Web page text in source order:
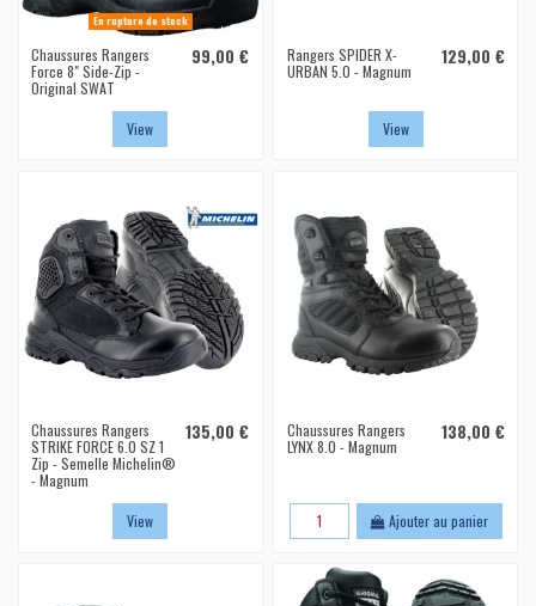
En rupture de stock
Chaussures Rangers
Force 8" Side-Zip -
Original SWAT
99,00 €
View
Rangers SPIDER X-
URBAN 5.0 - Magnum
129,00 €
View
Chaussures Rangers
STRIKE FORCE 6.0 SZ 1
Zip - Semelle Michelin®
- Magnum
135,00 €
View
Chaussures Rangers
LYNX 8.0 - Magnum
138,00 €
Ajouter au panier